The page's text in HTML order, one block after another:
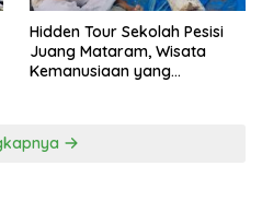
Hidden Tour Sekolah Pesisi
Juang Mataram, Wisata
Kemanusiaan yang